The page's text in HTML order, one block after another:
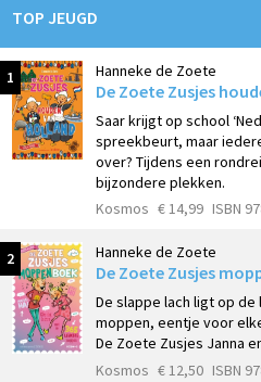
Fictie
TOP JEUGD
1 Hanneke de Zoete
De Zoete Zusjes
Saar krijgt op school
spreekbeurt, maar
over? Tijdens een
bijzondere plekken.
Kosmos € 14,99 ISBN
2 Hanneke de Zoete
De Zoete Zusjes
De slappe lach ligt op
moppen, eentje voor
De Zoete Zusjes Janna
Kosmos € 12,50 ISBN